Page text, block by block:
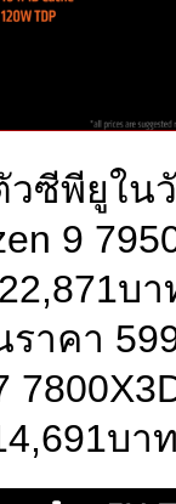
วซีพียูใ
9
บ
าคา
บา